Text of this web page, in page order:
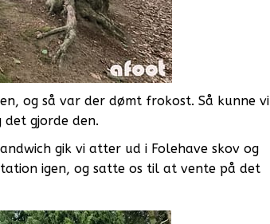
og så var der dømt frokost. Så kunne vi
det gjorde den.
gik vi atter ud i Folehave skov og
igen, og satte os til at vente på det